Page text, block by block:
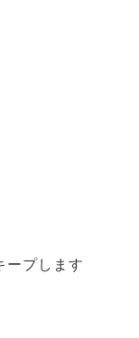
ープします